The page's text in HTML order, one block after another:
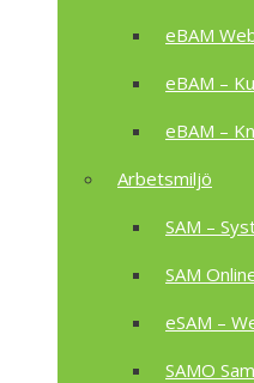
eBAM
eBAM –
eBAM –
Arbetsmiljö
SAM –
SAM
eSAM –
SAMO